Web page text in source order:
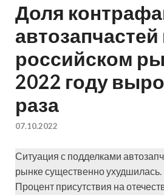
Доля
автозапчастей
российском
2022 году
раза
07.10.2022
Ситуация с подделками
рынке существенно ухудшилась.
Процент присутствия на